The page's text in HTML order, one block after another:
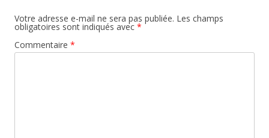
Votre adresse e-mail ne sera pas publiée. Les champs
obligatoires sont indiqués avec *
Commentaire *